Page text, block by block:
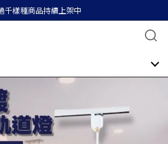
千樣種商品持續上架中